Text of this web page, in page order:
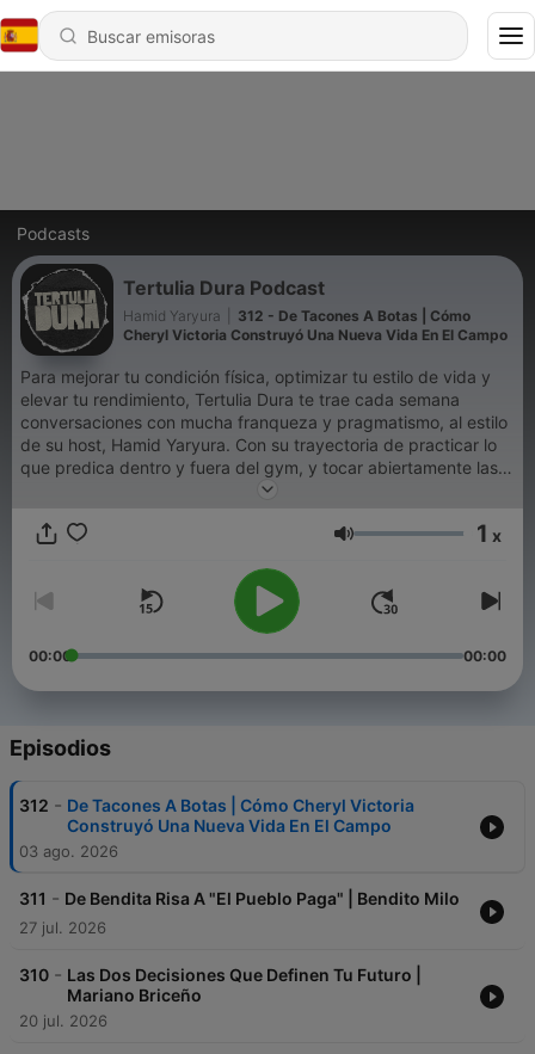
Podcasts
Tertulia Dura Podcast
Hamid Yaryura
312 - De Tacones A Botas | Cómo
Cheryl Victoria Construyó Una Nueva Vida En El Campo
Para mejorar tu condición física, optimizar tu estilo de vida y
elevar tu rendimiento, Tertulia Dura te trae cada semana
conversaciones con mucha franqueza y pragmatismo, al estilo
de su host, Hamid Yaryura. Con su trayectoria de practicar lo
que predica dentro y fuera del gym, y tocar abiertamente las
teclas que muchos obvian, you´re in for a ride.
Volumen 1 x
00:00 00:00
Episodios
312 - De Tacones A Botas | Cómo Cheryl Victoria
Construyó Una Nueva Vida En El Campo
03 ago. 2026
311 - De Bendita Risa A "El Pueblo Paga" | Bendito Milo
27 jul. 2026
310 - Las Dos Decisiones Que Definen Tu Futuro |
Mariano Briceño
20 jul. 2026